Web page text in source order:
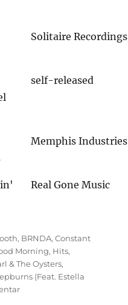
Solitaire Recordings
self-released
Memphis Industries
Real Gone Music
, BRNDA,Constant
Morning, Hits,
& The Oysters,
(Feat. Estella
zu